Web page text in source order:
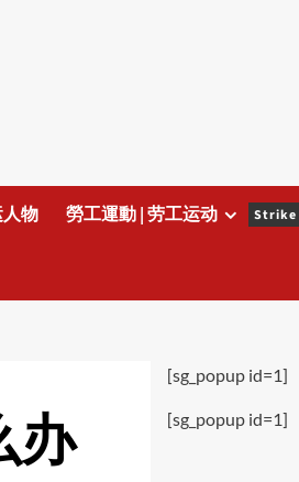
物 勞工運動 | 劳工运动 Strike
办
[sg_popup id=1]
[sg_popup id=1]